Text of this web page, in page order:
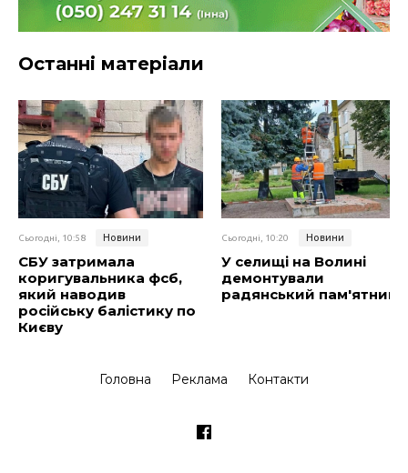
Останні матеріали
Сьогодні, 10:58 Новини
СБУ затримала
коригувальника фсб,
який наводив
російську балістику по
Києву
Сьогодні, 10:20 Новини
У селищі на Волині
демонтували
радянський пам'ятник
Головна Реклама Контакти